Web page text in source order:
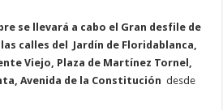
se llevará a cabo el Gran desfile de
calles del Jardín de Floridablanca,
Viejo, Plaza de Martínez Tornel,
Avenida de la Constitución desde